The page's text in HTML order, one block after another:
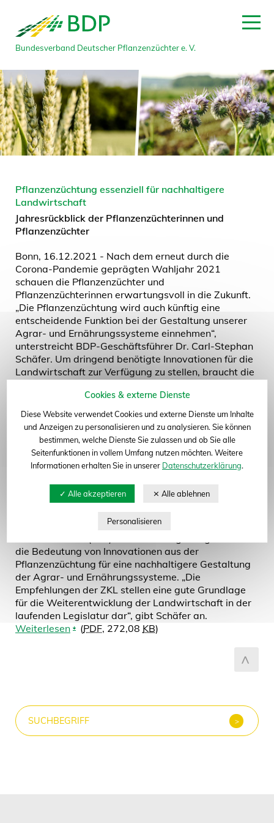
Bundesverband Deutscher Pflanzenzüchter e. V.
Pflanzenzüchtung essenziell für nachhaltigere
Landwirtschaft
Jahresrückblick der Pflanzenzüchterinnen und
Pflanzenzüchter
Bonn, 16.12.2021 - Nach dem erneut durch die
Corona-Pandemie geprägten Wahljahr 2021
schauen die Pflanzenzüchter und
Pflanzenzüchterinnen erwartungsvoll in die Zukunft.
„Die Pflanzenzüchtung wird auch künftig eine
entscheidende Funktion bei der Gestaltung unserer
Agrar- und Ernährungssysteme einnehmen“,
unterstreicht BDP-Geschäftsführer Dr. Carl-Stephan
Schäfer. Um dringend benötigte Innovationen für die
Landwirtschaft zur Verfügung zu stellen, braucht die
Rahmenbedingungen und die damit einhergehende
Planungssicherheit.
Zukunft der Landwirtschaft
Die Pflanzenzüchtung richtet sich schon immer an
den Anforderungen der Landwirtschaft aus. „Mit
Blick auf den Klimawandel wächst die Bedeutung
robuster Pflanzensorten, die eine
ressourcenschonende und gleichzeitig effiziente
erläutert Schäfer. Die Zukunftskommission
die Bedeutung von Innovationen aus der
Pflanzenzüchtung für eine nachhaltigere Gestaltung
der Agrar- und Ernährungssysteme. „Die
Empfehlungen der ZKL stellen eine gute Grundlage
für die Weiterentwicklung der Landwirtschaft in der
laufenden Legislatur dar“, gibt Schäfer an.
Weiterlesen
(PDF, 272,08 KB) zum Seitenanfang
Cookies & externe Dienste
Diese Website verwendet Cookies und externe Dienste um Inhalte
und Anzeigen zu personalisieren und zu analysieren. Sie können
bestimmen, welche Dienste Sie zulassen und ob Sie alle
Seitenfunktionen in vollem Umfang nutzen möchten. Weitere
Informationen erhalten Sie in unserer Datenschutzerklärung.